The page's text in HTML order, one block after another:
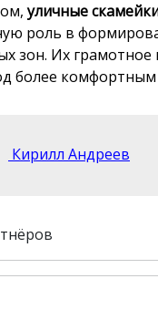
уличные
роль в
зон. Их
более
Кирилл Андреев